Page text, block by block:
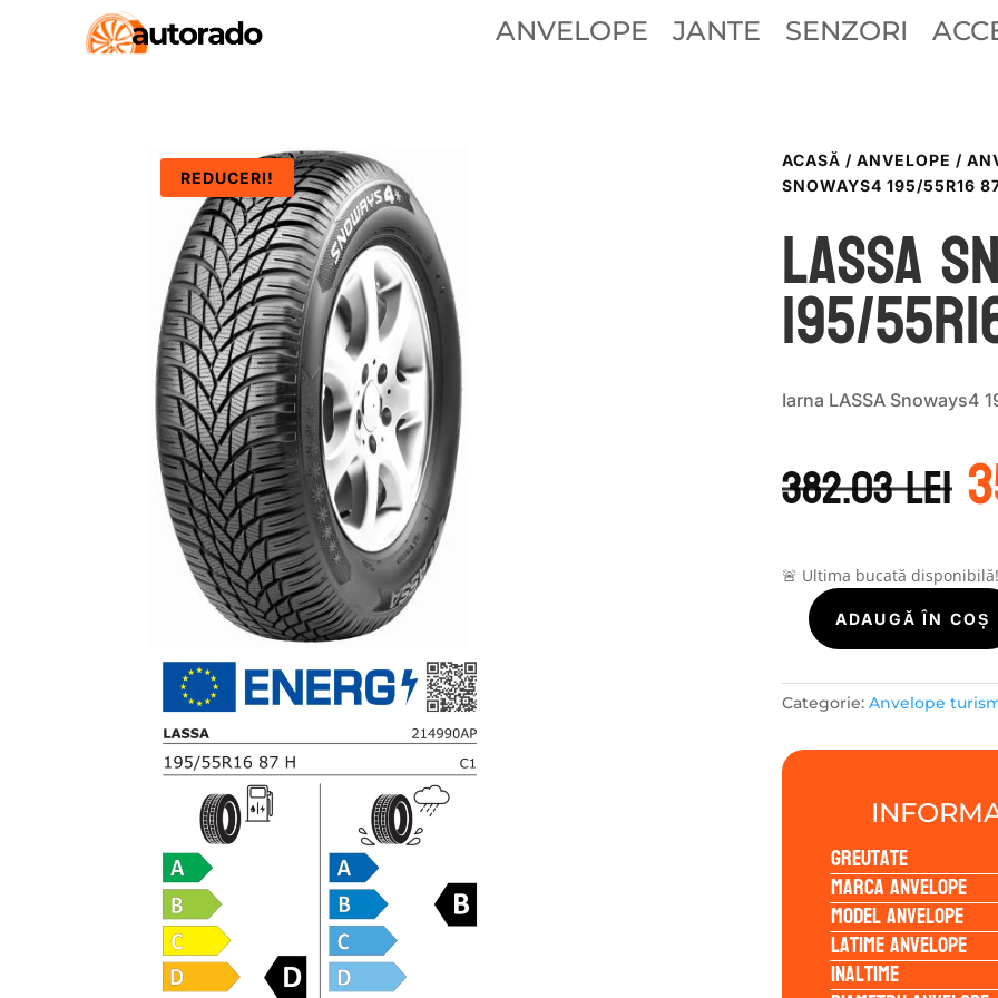
ANVELOPE JANTE SENZORI
REDUCERI!
ACASĂ / ANVELOPE /
SNOWAYS4 195/55R16
LASSA
195/
Iarna LASSA Snoways4
382.03leia
🚨 Ultima bucată
Cantitate
LASSA
SNOWAYS4
195/55R16
ADAUGĂ ÎN COȘ
Categorie: Anvelope
Greutate
Marca anvelope
Model anvelope
Latime anvelope
Inaltime